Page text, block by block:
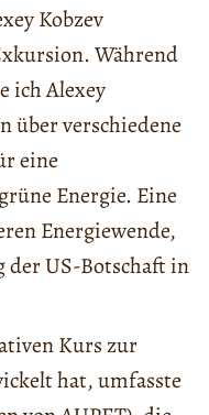
Kobzev
Während
ich Alexey
verschiedene
eine
Energie. Eine
Energiewende,
US-Botschaft in
Kurs zur
hat, umfasste